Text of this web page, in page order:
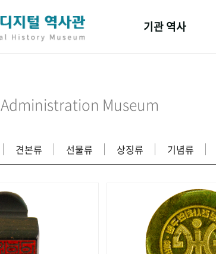
기관 역사
연구원 사람들
Administration Museum
견본류 선물류 상징류 기념류